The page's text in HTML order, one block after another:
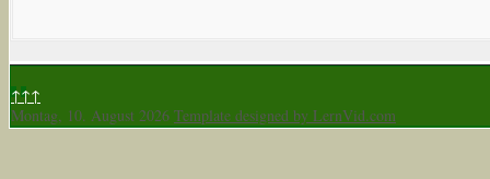
↑↑↑
Montag, 10. August 2026 Template designed by LernVid.com